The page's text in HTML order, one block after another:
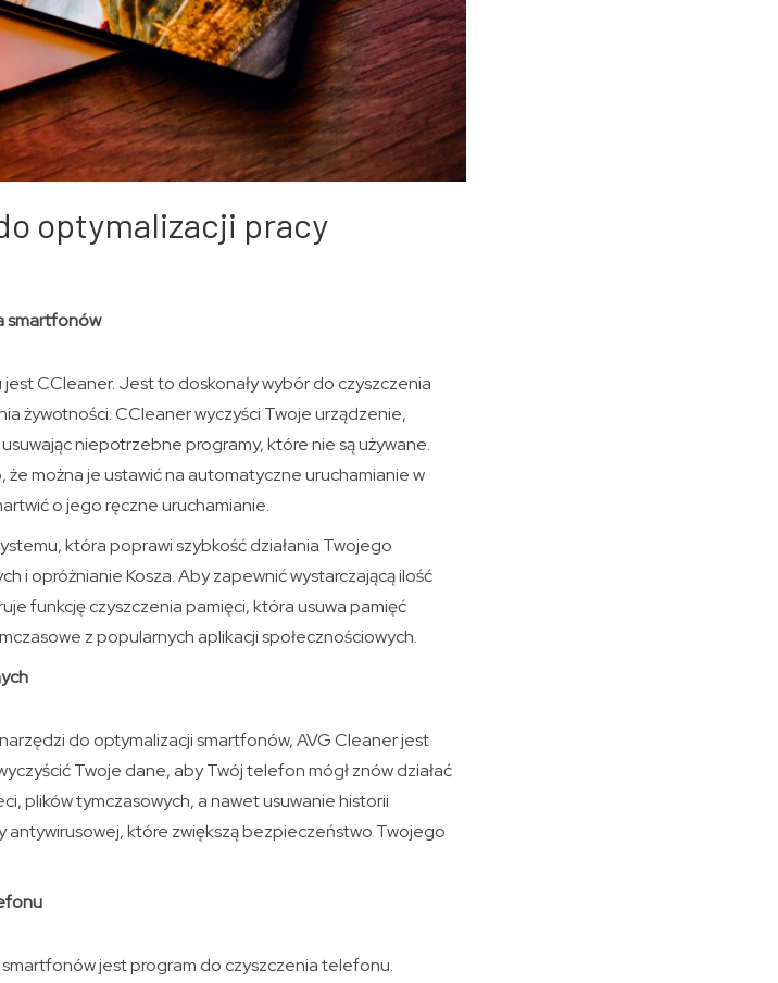
optymalizacji pracy
smartfonów
CCleaner. Jest to doskonały wybór do czyszczenia
żywotności. CCleaner wyczyści Twoje urządzenie,
niepotrzebne programy, które nie są używane.
można je ustawić na automatyczne uruchamianie w
o jego ręczne uruchamianie.
która poprawi szybkość działania Twojego
i opróżnianie Kosza. Aby zapewnić wystarczającą ilość
funkcję czyszczenia pamięci, która usuwa pamięć
z popularnych aplikacji społecznościowych.
do optymalizacji smartfonów, AVG Cleaner jest
Twoje dane, aby Twój telefon mógł znów działać
plików tymczasowych, a nawet usuwanie historii
które zwiększą bezpieczeństwo Twojego
jest program do czyszczenia telefonu.